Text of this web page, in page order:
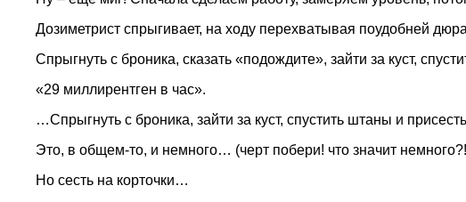
Дозиметрист спрыгивает, на ходу перехватывая поудобней
Спрыгнуть с броника, сказать «подождите», зайти за куст,
«29 миллирентген в час».
…Спрыгнуть с броника, зайти за куст, спустить штаны и
Это, в общем-то, и немного… (черт побери! что значит
Но сесть на корточки…